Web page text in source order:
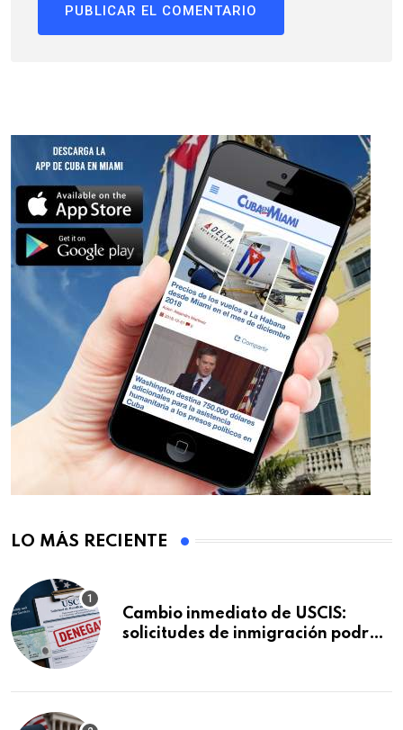
LO MÁS RECIENTE
Cambio inmediato de USCIS:
solicitudes de inmigración podrán